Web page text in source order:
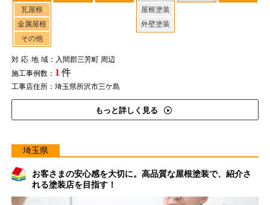
瓦屋根
金属屋根
その他
屋根塗装
外壁塗装
対応地域：入間郡三芳町 周辺
施工事例数： 1 件
工事店住所：埼玉県所沢市三ケ島
もっと詳しく見る
埼玉県
お客さまの安心感を大切に。高品質な屋根塗装で、紹介さ
れる塗装店を目指す！